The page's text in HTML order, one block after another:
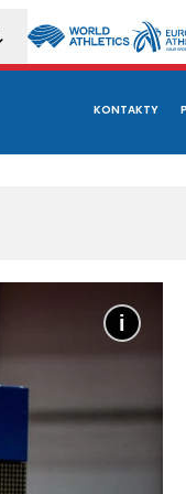
KONTAKTY